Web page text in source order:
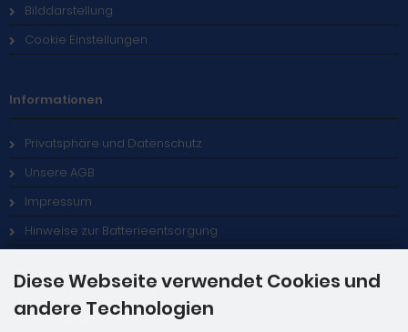
Bilddarstellung
Cookie Einstellungen
Informationen
Privatsphäre und Datenschutz
Unsere AGB
Impressum
Hinweise zur Batterieentsorgung
Zahlungsmethoden
Diese Webseite verwendet Cookies und
andere Technologien